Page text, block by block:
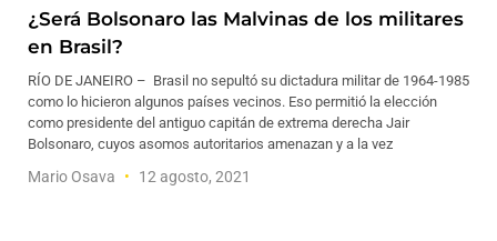
¿Será Bolsonaro las Malvinas de los militares
en Brasil?
RÍO DE JANEIRO – Brasil no sepultó su dictadura militar de 1964-1985
como lo hicieron algunos países vecinos. Eso permitió la elección
como presidente del antiguo capitán de extrema derecha Jair
Bolsonaro, cuyos asomos autoritarios amenazan y a la vez
Mario Osava 12 agosto, 2021